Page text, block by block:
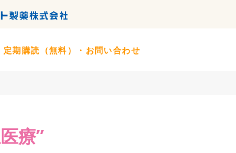
定期購読（無料）・お問い合わせ
療”